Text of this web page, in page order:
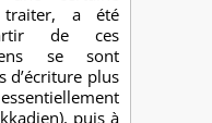
a été
de ces
se sont
d’écriture plus
puis à